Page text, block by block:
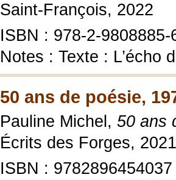
Saint-François, 2022
ISBN : 978-2-9808885-
Notes : Texte : L’écho
50 ans de poésie,
Pauline Michel, 50 ans
Écrits des Forges, 2021
ISBN : 9782896454037